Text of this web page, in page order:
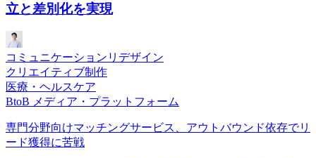
立と差別化を実現
コミュニケーションリデザイン
クリエイティブ制作
医療・ヘルスケア
BtoB メディア・プラットフォーム
専門分野向けマッチングサービス、アウトバウンド依存でリ
ード獲得に苦戦